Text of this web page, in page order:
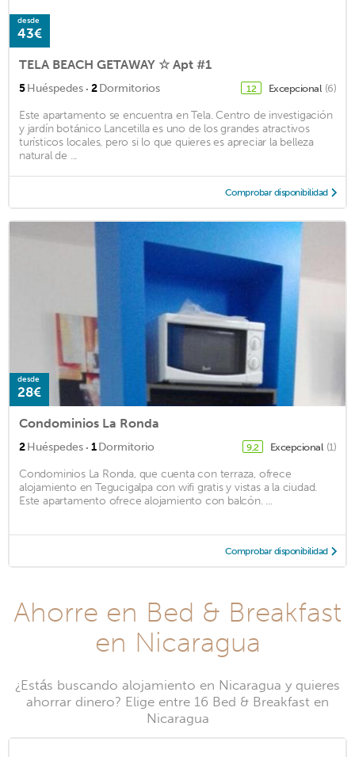
desde
43€
TELA BEACH GETAWAY ☆ Apt #1
5Huéspedes · 2Dormitorios 12 Excepcional (6)
Este apartamento se encuentra en Tela. Centro de investigación
y jardín botánico Lancetilla es uno de los grandes atractivos
turísticos locales, pero si lo que quieres es apreciar la belleza
natural de ...
Comprobar disponibilidad
desde
28€
Condominios La Ronda
2Huéspedes · 1Dormitorio 9,2 Excepcional (1)
Condominios La Ronda, que cuenta con terraza, ofrece
alojamiento en Tegucigalpa con wifi gratis y vistas a la ciudad.
Este apartamento ofrece alojamiento con balcón. ...
Comprobar disponibilidad
Ahorre en Bed & Breakfast
en Nicaragua
¿Estás buscando alojamiento en Nicaragua y quieres
ahorrar dinero? Elige entre 16 Bed & Breakfast en
Nicaragua